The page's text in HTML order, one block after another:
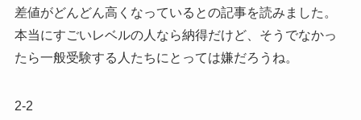
差値がどんどん高くなっているとの記事を読みました。
本当にすごいレベルの人なら納得だけど、そうでなかっ
たら一般受験する人たちにとっては嫌だろうね。
2-2